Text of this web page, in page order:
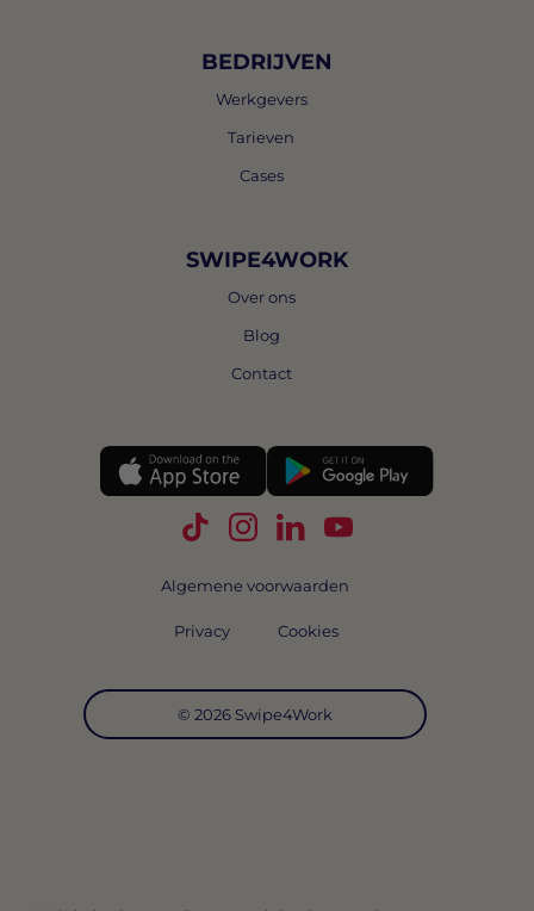
BEDRIJVEN
Werkgevers
Tarieven
Cases
SWIPE4WORK
Over ons
Blog
Contact
Volg Swipe4Work op TikTok
Volg Swipe4Work op
Volg Swipe4Work op
Volg Swipe4Work
© 2026 Swipe4Work
Algemene voorwaarden
Privacy Cookies